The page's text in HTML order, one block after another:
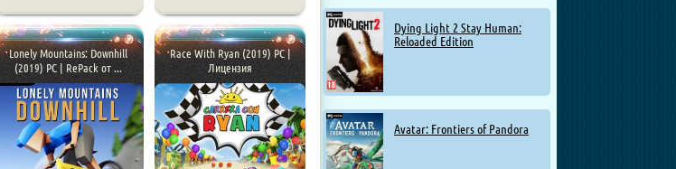
Dying Light 2 Stay Human:
Reloaded Edition
Avatar: Frontiers of Pandora
Lonely Mountains: Downhill
(2019) PC | RePack от ...
Race With Ryan (2019) PC |
Лицензия